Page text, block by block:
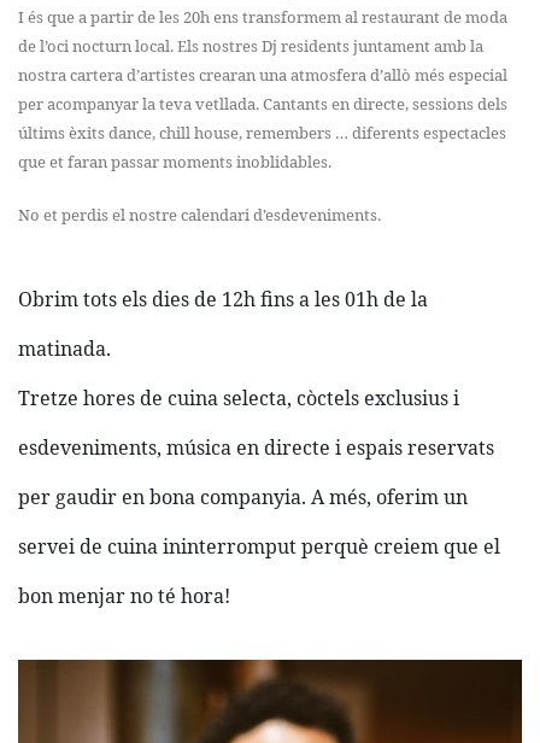
I és que a partir de les 20h ens transformem al restaurant de moda
de l’oci nocturn local. Els nostres Dj residents juntament amb la
nostra cartera d’artistes crearan una atmosfera d’allò més especial
per acompanyar la teva vetllada. Cantants en directe, sessions dels
últims èxits dance, chill house, remembers … diferents espectacles
que et faran passar moments inoblidables.
No et perdis el nostre calendari d’esdeveniments.
Obrim tots els dies de 12h fins a les 01h de la
matinada.
Tretze hores de cuina selecta, còctels exclusius i
esdeveniments, música en directe i espais reservats
per gaudir en bona companyia. A més, oferim un
servei de cuina ininterromput perquè creiem que el
bon menjar no té hora!